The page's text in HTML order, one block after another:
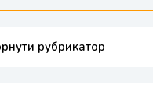
рубрикатор